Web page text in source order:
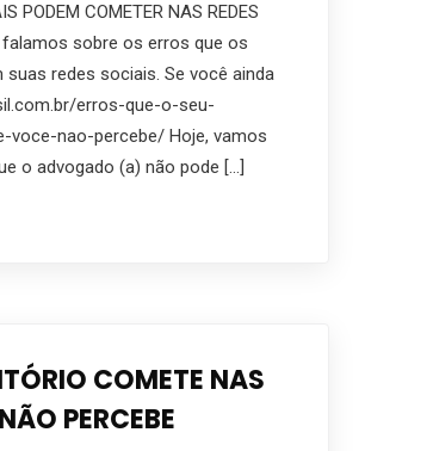
PODEM COMETER NAS REDES
falamos sobre os erros que os
redes sociais. Se você ainda
erros-que-o-seu-
nao-percebe/ Hoje, vamos
o advogado (a) não pode […]
COMETE NAS
PERCEBE